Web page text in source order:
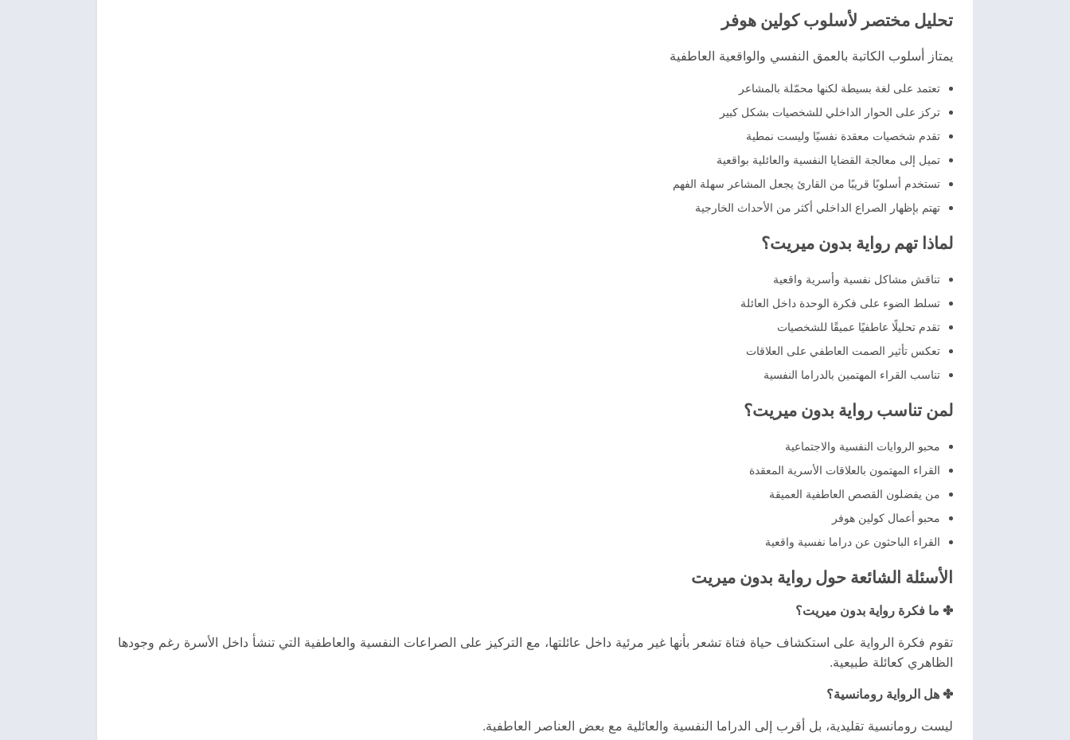
تحليل مختصر لأسلوب كولين هوفر
يمتاز أسلوب الكاتبة بالعمق النفسي والواقعية العاطفية
تعتمد على لغة بسيطة لكنها محمّلة بالمشاعر
تركز على الحوار الداخلي للشخصيات بشكل كبير
تقدم شخصيات معقدة نفسيًا وليست نمطية
تميل إلى معالجة القضايا النفسية والعائلية بواقعية
تستخدم أسلوبًا قريبًا من القارئ يجعل المشاعر سهلة الفهم
تهتم بإظهار الصراع الداخلي أكثر من الأحداث الخارجية
لماذا تهم رواية بدون ميريت؟
تناقش مشاكل نفسية وأسرية واقعية
تسلط الضوء على فكرة الوحدة داخل العائلة
تقدم تحليلًا عاطفيًا عميقًا للشخصيات
تعكس تأثير الصمت العاطفي على العلاقات
تناسب القراء المهتمين بالدراما النفسية
لمن تناسب رواية بدون ميريت؟
محبو الروايات النفسية والاجتماعية
القراء المهتمون بالعلاقات الأسرية المعقدة
من يفضلون القصص العاطفية العميقة
محبو أعمال كولين هوفر
القراء الباحثون عن دراما نفسية واقعية
الأسئلة الشائعة حول رواية بدون ميريت
✤ ما فكرة رواية بدون ميريت؟
تقوم فكرة الرواية على استكشاف حياة فتاة تشعر بأنها غير مرئية داخل عائلتها، مع التركيز على الصراعات النفسية والعاطفية التي تنشأ داخل الأسرة رغم وجودها
الظاهري كعائلة طبيعية.
✤ هل الرواية رومانسية؟
ليست رومانسية تقليدية، بل أقرب إلى الدراما النفسية والعائلية مع بعض العناصر العاطفية.